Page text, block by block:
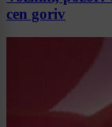
cen goriv